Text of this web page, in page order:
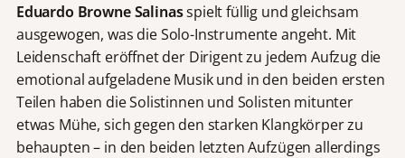
Eduardo Browne Salinasspielt füllig und gleichsam
ausgewogen, was die Solo-Instrumente angeht. Mit
Leidenschaft eröffnet der Dirigent zu jedem Aufzug die
emotional aufgeladene Musik und in den beiden ersten
Teilen haben die Solistinnen und Solisten mitunter
etwas Mühe, sich gegen den starken Klangkörper zu
behaupten – in den beiden letzten Aufzügen allerdings